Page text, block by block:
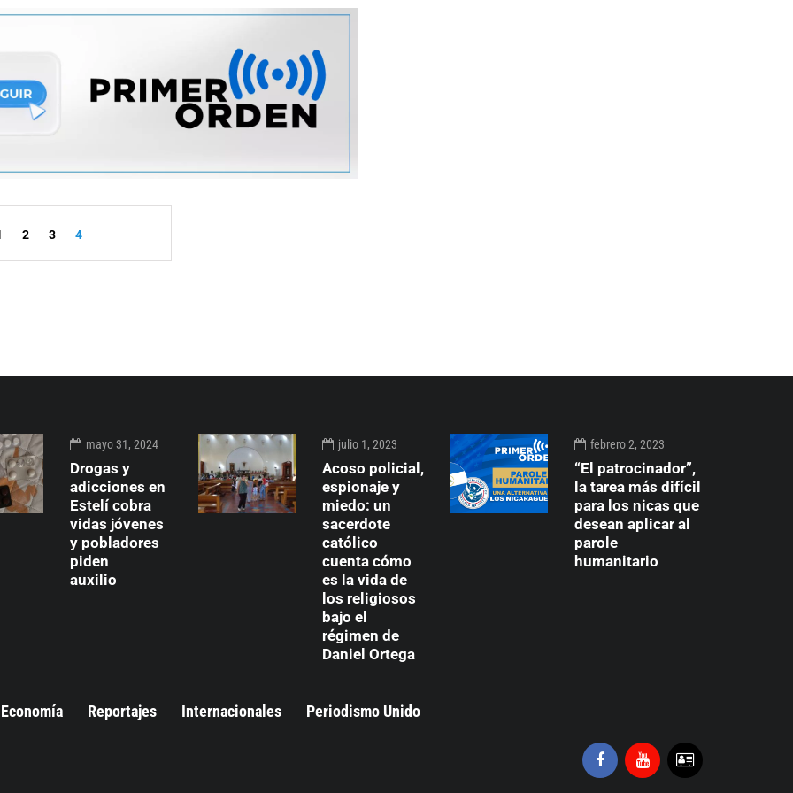
2 3 4
mayo 31, 2024
Drogas y
adicciones en
Estelí cobra
vidas jóvenes
y pobladores
piden
auxilio
julio 1, 2023
Acoso policial,
espionaje y
miedo: un
sacerdote
católico
cuenta cómo
es la vida de
los religiosos
bajo el
régimen de
Daniel Ortega
febrero 2, 2023
“El patrocinador”,
la tarea más difícil
para los nicas que
desean aplicar al
parole
humanitario
Economía Reportajes Internacionales Periodismo Unido